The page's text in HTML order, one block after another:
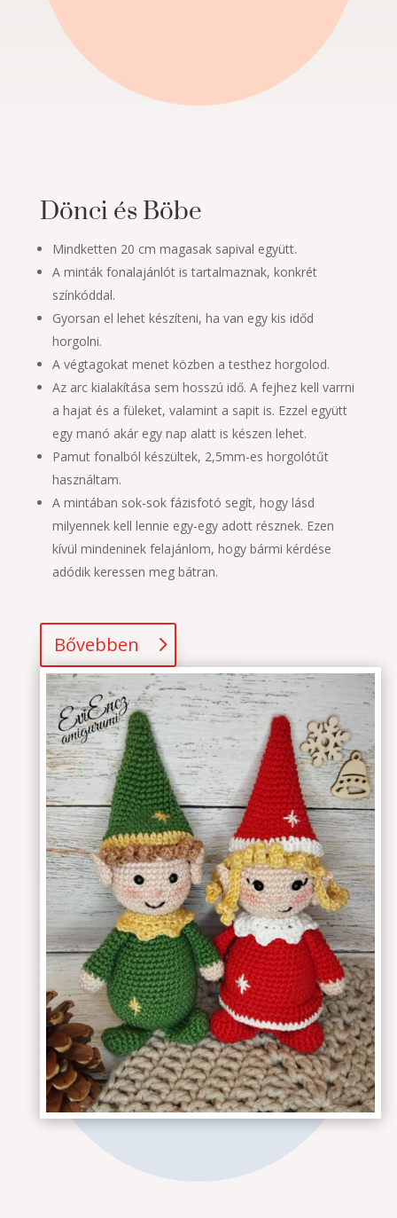
Dönci és Böbe
Mindketten 20 cm magasak sapival együtt.
A minták fonalajánlót is tartalmaznak, konkrét
színkóddal.
Gyorsan el lehet készíteni, ha van egy kis időd
horgolni.
A végtagokat menet közben a testhez horgolod.
Az arc kialakítása sem hosszú idő. A fejhez kell varrni
a hajat és a füleket, valamint a sapit is. Ezzel együtt
egy manó akár egy nap alatt is készen lehet.
Pamut fonalból készültek, 2,5mm-es horgolótűt
használtam.
A mintában sok-sok fázisfotó segít, hogy lásd
milyennek kell lennie egy-egy adott résznek. Ezen
kívül mindeninek felajánlom, hogy bármi kérdése
adódik keressen meg bátran.
Bővebben